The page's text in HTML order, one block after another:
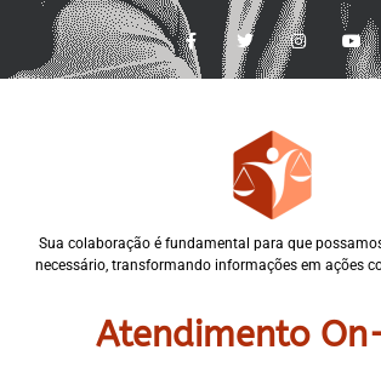
Sua colaboração é fundamental para que
necessário, transformando informações em ações
Atendimento